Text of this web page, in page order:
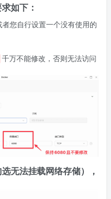
如下：
者您自行设置一个没有使用的
千万不能修改，否则无法访问
无法挂载网络存储），